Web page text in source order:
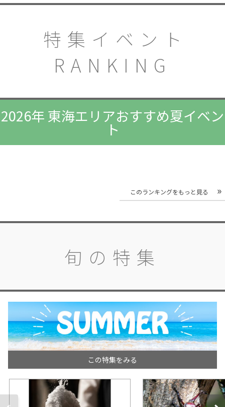
特集イベント
RANKING
2026年 東海エリアおすすめ夏イベン
ト
このランキングをもっと見る
旬の特集
この特集をみる